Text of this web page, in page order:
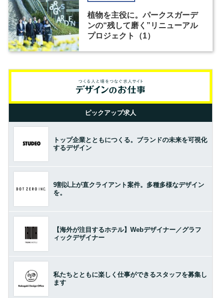
植物を主役に。パークスガーデ
ンの“残して磨く”リニューアル
プロジェクト（1）
ピックアップ求人
トップ企業とともにつくる。ブランドの未来を可視化
するデザイン
9割以上が直クライアント案件。多種多様なデザイン
を。
【海外が注目するホテル】Webデザイナー／グラフ
ィックデザイナー
私たちとともに楽しく仕事ができるスタッフを募集し
ます